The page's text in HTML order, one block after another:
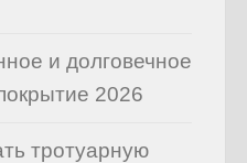
и долговечное
2026
тротуарную